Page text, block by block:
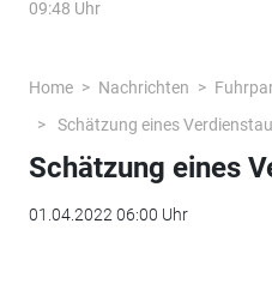
09:48 Uhr
Home Nachrichten
Schätzung eines
Schätzung eines
01.04.2022 06:00 Uhr